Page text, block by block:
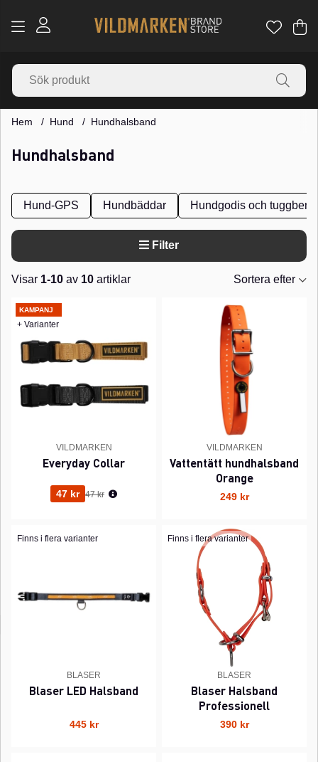
.
Hem Hund Hundhalsband
Hundhalsband
Hund-GPS Hundbäddar Hundgodis och tuggben
Filter
Visar 1-10 av 10 artiklar
Sortera efter
Produkter
KAMPANJ
+ Varianter
VILDMARKEN
Everyday Collar
47 kr Ordinarie pris:
47 kr
VILDMARKEN
Vattentätt hundhalsband
Orange
249 kr
Finns i flera varianter
BLASER
Blaser LED Halsband
445 kr
Finns i flera varianter
BLASER
Blaser Halsband
Professionell
390 kr